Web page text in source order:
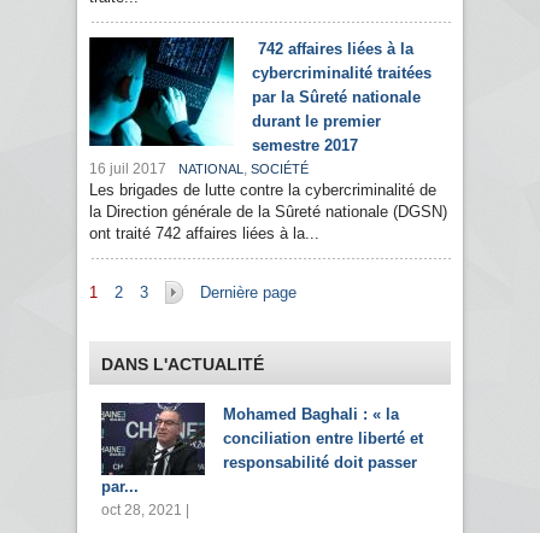
742 affaires liées à la
cybercriminalité traitées
par la Sûreté nationale
durant le premier
semestre 2017
16 juil 2017 NATIONAL , SOCIÉTÉ
Les brigades de lutte contre la cybercriminalité de
la Direction générale de la Sûreté nationale (DGSN)
ont traité 742 affaires liées à la...
Pages
1 2 3 Dernière page
DANS L'ACTUALITÉ
Mohamed Baghali : « la
conciliation entre liberté et
responsabilité doit passer
par...
oct 28, 2021 |